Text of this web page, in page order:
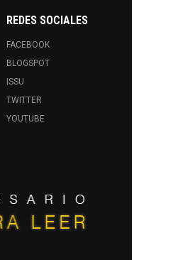
REDES SOCIALES
FACEBOOK
BLOGSPOT
ISSU
TWITTER
YOUTUBE